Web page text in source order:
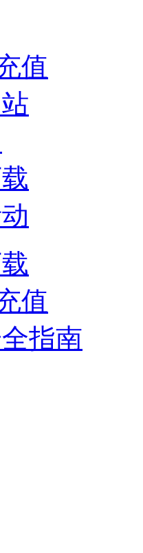
值
值
指南